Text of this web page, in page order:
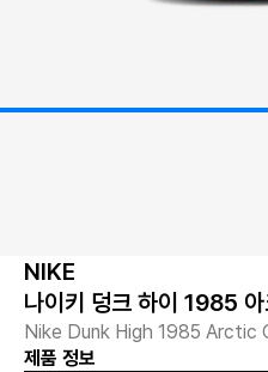
NIKE
나이키 덩크 하이 1985
Nike Dunk High 1985 Arctic
제품 정보